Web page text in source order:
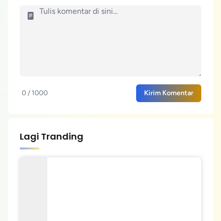
0 / 1000 Kirim Komentar
Lagi Tranding